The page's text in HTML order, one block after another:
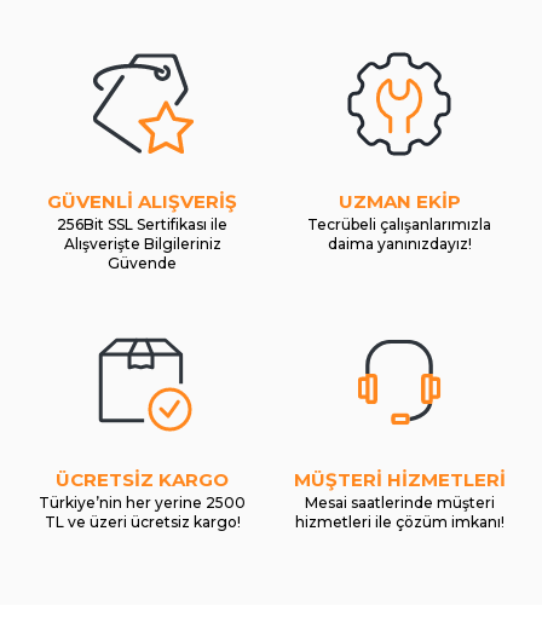
GÜVENLİ ALIŞVERİŞ
256Bit SSL Sertifikası ile
Alışverişte Bilgileriniz
Güvende
UZMAN EKİP
Tecrübeli çalışanlarımızla
daima yanınızdayız!
ÜCRETSİZ KARGO
Türkiye’nin her yerine 2500
TL ve üzeri ücretsiz kargo!
MÜŞTERİ HİZMETLERİ
Mesai saatlerinde müşteri
hizmetleri ile çözüm imkanı!